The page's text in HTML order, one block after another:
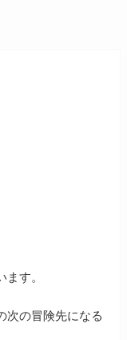
す。
次の冒険先になる